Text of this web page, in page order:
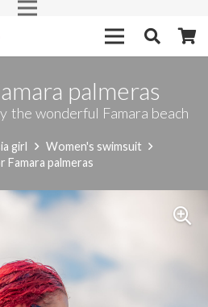
palmeras
the wonderful Famara beach
girl
Women's swimsuit
Famara palmeras